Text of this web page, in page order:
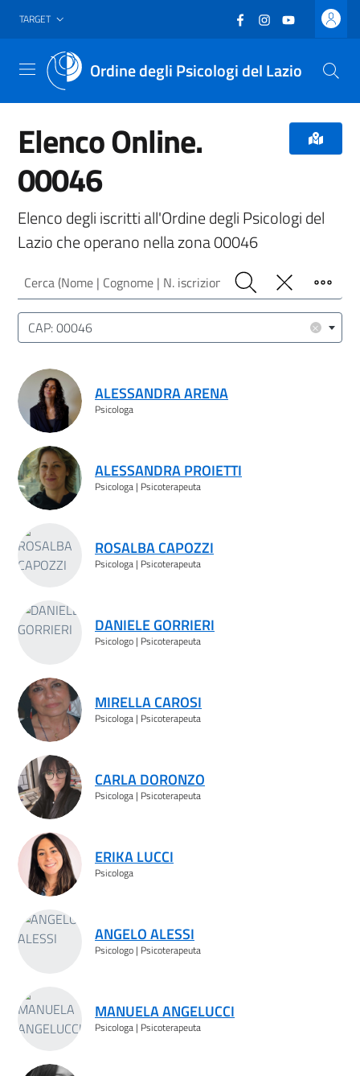
Vai al header
Vai al contenuto principale
Vai al footer
TARGET Facebook
(nuova scheda -
Instagram
(nuova scheda
YouTube
(nuova
Ordine degli Psicologi del Lazio
Menu
Elenco Online.
00046
Elenco degli iscritti all'Ordine degli Psicologi del
Lazio che operano nella zona 00046
Cerca (Nome | Cognome | N. iscrizione)
Cerca PulisciFiltro
Luogo (CAP | Comune | Provincia)
×
CAP: 00046
Risultati ricerca
ALESSANDRA ARENA
Psicologa
ALESSANDRA PROIETTI
Psicologa | Psicoterapeuta
ROSALBA CAPOZZI
Psicologa | Psicoterapeuta
DANIELE GORRIERI
Psicologo | Psicoterapeuta
MIRELLA CAROSI
Psicologa | Psicoterapeuta
CARLA DORONZO
Psicologa | Psicoterapeuta
ERIKA LUCCI
Psicologa
ANGELO ALESSI
Psicologo | Psicoterapeuta
MANUELA ANGELUCCI
Psicologa | Psicoterapeuta